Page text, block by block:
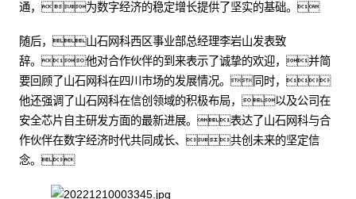
通，为数字经济的稳定增长提供了坚实的基础。
随后，山石网科西区事业部总经理李岩山发表致
辞。他对合作伙伴的到来表示了诚挚的欢迎，并简
要回顾了山石网科在四川市场的发展情况。同时，
他还强调了山石网科在信创领域的积极布局，以及公司在
安全芯片自主研发方面的最新进展。表达了山石网科与合
作伙伴在数字经济时代共同成长、共创未来的坚定信
念。